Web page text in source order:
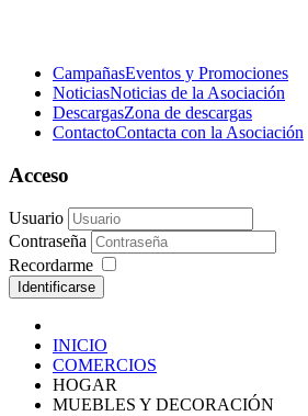
CampañasEventos y Promociones
NoticiasNoticias de la Asociación
DescargasZona de descargas
ContactoContacta con la Asociación
Acceso
Usuario
Contraseña
Recordarme
Identificarse
INICIO
COMERCIOS
HOGAR
MUEBLES Y DECORACIÓN